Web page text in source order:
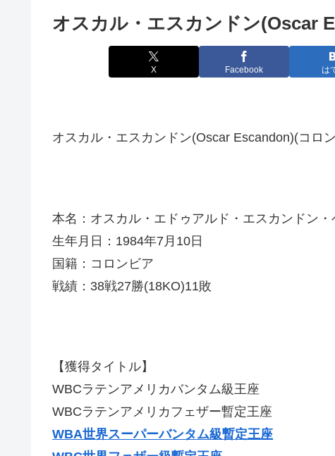
オスカル・エスカンドン(Oscar
X Facebook は
オスカル・エスカンドン(Oscar Escandon)(コロ
本名：オスカル・エドゥアルド・エスカンドン・
生年月日：1984年7月10日
国籍：コロンビア
戦績：38戦27勝(18KO)11敗
【獲得タイトル】
WBCラテンアメリカバンタム級王座
WBCラテンアメリカフェザー暫定王座
WBA世界スーパーバンタム級暫定王座